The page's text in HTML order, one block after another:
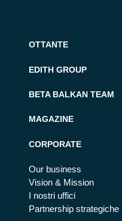
OTTANTE
EDITH GROUP
BETA BALKAN TEAM
MAGAZINE
CORPORATE
Our business
Vision & Mission
I nostri uffici
Partnership strategiche